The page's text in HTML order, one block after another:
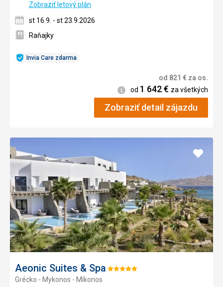
Invia Care zdarma
Zobraziť letový plán
st 16.9. - st 23.9.2026
Raňajky
od 821 € za os.
Informácie
od 1 642€ za všetkých
Zobraziť detail zájazdu
Aeonic Suites & Spa Hodnotenie:
Grécko - Mykonos - Míkonos
Pridať